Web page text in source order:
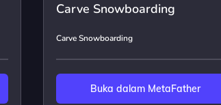
Carve Snowboarding
Carve Snowboarding
Buka dalam MetaFather